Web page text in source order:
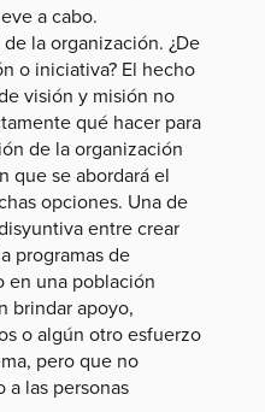
a cabo.
la organización. ¿De
o iniciativa? El hecho
visión y misión no
qué hacer para
de la organización
que se abordará el
opciones. Una de
entre crear
programas de
en una población
brindar apoyo,
o algún otro esfuerzo
pero que no
las personas